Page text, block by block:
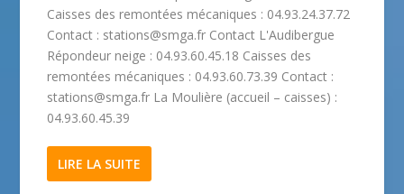
Caisses des remontées mécaniques : 04.93.24.37.72
Contact : stations@smga.fr Contact L'Audibergue
Répondeur neige : 04.93.60.45.18 Caisses des
remontées mécaniques : 04.93.60.73.39 Contact :
stations@smga.fr La Moulière (accueil – caisses) :
04.93.60.45.39
LIRE LA SUITE